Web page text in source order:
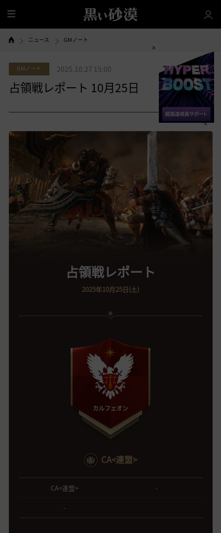
全
体
ニュース GMノート
GMノート 2025.10.27 15:00
占領戦レポート 10月25日
共有する
占領戦レポート
2025年10月25日(土)
カルフェオン
CA<連盟>
CA<連盟> -
-